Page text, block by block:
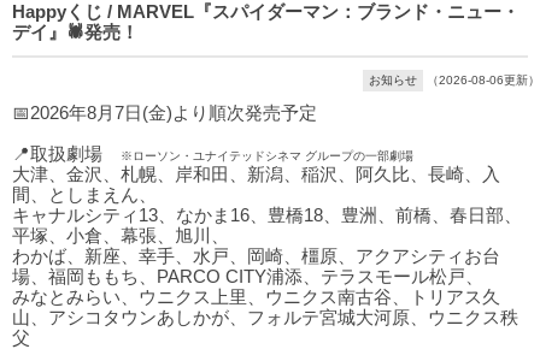
Happyくじ / MARVEL『スパイダーマン：ブランド・ニュー・
デイ』🕷発売！
お知らせ （2026-08-06更新）
📅2026年8月7日(金)より順次発売予定
📍取扱劇場 ※ローソン・ユナイテッドシネマ グループの一部劇場
大津、金沢、札幌、岸和田、新潟、稲沢、阿久比、長崎、入
間、としまえん、
キャナルシティ13、なかま16、豊橋18、豊洲、前橋、春日部、
平塚、小倉、幕張、旭川、
わかば、新座、幸手、水戸、岡崎、橿原、アクアシティお台
場、福岡ももち、PARCO CITY浦添、テラスモール松戸、
みなとみらい、ウニクス上里、ウニクス南古谷、トリアス久
山、アシコタウンあしかが、フォルテ宮城大河原、ウニクス秩
父